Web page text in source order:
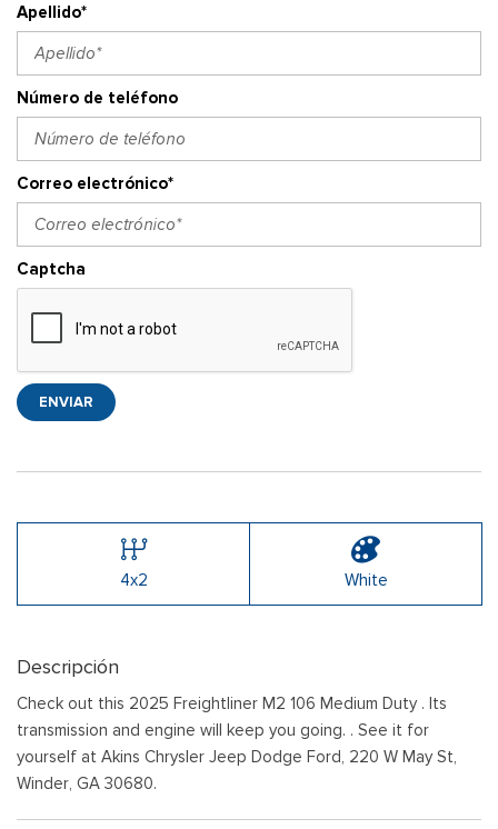
Apellido*
Número de teléfono
Correo electrónico*
Captcha
ENVIAR
4x2 White
Descripción
Check out this 2025 Freightliner M2 106 Medium Duty . Its
transmission and engine will keep you going. . See it for
yourself at Akins Chrysler Jeep Dodge Ford, 220 W May St,
Winder, GA 30680.